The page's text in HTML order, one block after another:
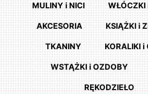
MULINY i NICI WŁÓCZKI
AKCESORIA KSIĄŻKI i
TKANINY KORALIKI i
WSTĄŻKI i OZDOBY
RĘKODZIEŁO